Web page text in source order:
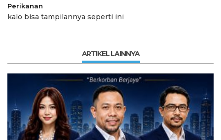
Perikanan
kalo bisa tampilannya seperti ini
ARTIKEL LAINNYA